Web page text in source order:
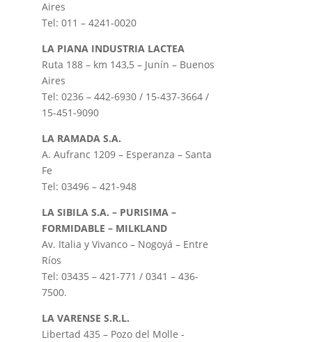
Aires
Tel: 011 – 4241-0020
LA PIANA INDUSTRIA LACTEA
Ruta 188 – km 143,5 – Junín – Buenos
Aires
Tel: 0236 – 442-6930 / 15-437-3664 /
15-451-9090
LA RAMADA S.A.
A. Aufranc 1209 – Esperanza – Santa
Fe
Tel: 03496 – 421-948
LA SIBILA S.A. – PURISIMA –
FORMIDABLE – MILKLAND
Av. Italia y Vivanco – Nogoyá – Entre
Ríos
Tel: 03435 – 421-771 / 0341 – 436-
7500.
LA VARENSE S.R.L.
Libertad 435 – Pozo del Molle -